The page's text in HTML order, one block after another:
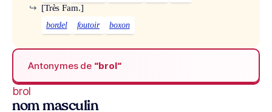
[Très Fam.]
↪
bordel foutoir boxon
Antonymes de “brol“
brol
nom masculin